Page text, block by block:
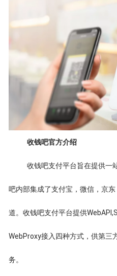
收钱吧官方介绍
收钱吧支付平台旨在提供一
吧内部集成了支付宝，微信，京
道。收钱吧支付平台提供
WebProxy接入四种方式，供第三
务。